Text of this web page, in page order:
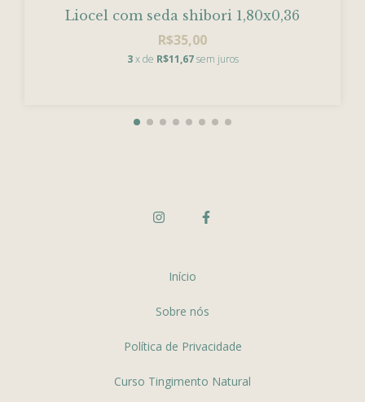
Liocel com seda shibori 1,80x0,36
R$35,00
3 x de R$11,67 sem juros
Início
Sobre nós
Política de Privacidade
Curso Tingimento Natural